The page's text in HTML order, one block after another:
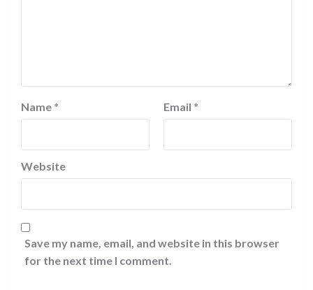
Name * Email *
Website
Save my name, email, and website in this browser
for the next time I comment.